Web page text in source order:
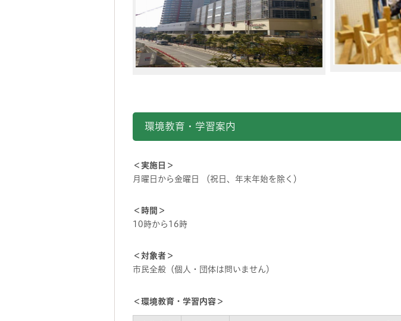
環境教育・学習案内
＜実施日＞
月曜日から金曜日 （祝日、年末年始を除く）
＜時間＞
10時から16時
＜対象者＞
市民全般（個人・団体は問いません）
＜環境教育・学習内容＞